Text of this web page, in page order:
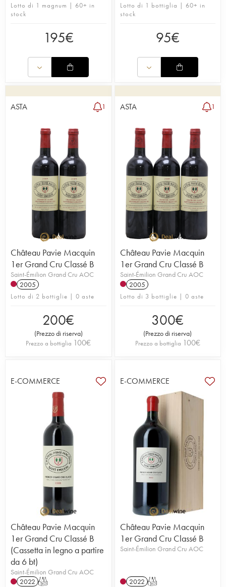
Lotto di 1 magnum | 60+ in
stock
195€
Lotto di 1 bottiglia | 60+ in
stock
95€
ASTA 1
Château Pavie Macquin
1er Grand Cru Classé B
Saint-Émilion Grand Cru AOC
2005
Lotto di 2 bottiglie | 0 aste
200€
(Prezzo di riserva)
Prezzo a bottiglia 100€
ASTA 1
Château Pavie Macquin
1er Grand Cru Classé B
Saint-Émilion Grand Cru AOC
2005
Lotto di 3 bottiglie | 0 aste
300€
(Prezzo di riserva)
Prezzo a bottiglia 100€
E-COMMERCE
Château Pavie Macquin
1er Grand Cru Classé B
(Cassetta in legno a partire
da 6 bt)
Saint-Émilion Grand Cru AOC
2022 T
E-COMMERCE
Château Pavie Macquin
1er Grand Cru Classé B
Saint-Émilion Grand Cru AOC
2022 T